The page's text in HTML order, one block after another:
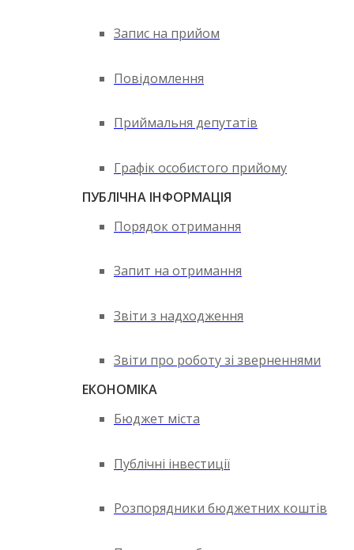
Запис на прийом
Повідомлення
Приймальня депутатів
Графік особистого прийому
ПУБЛІЧНА ІНФОРМАЦІЯ
Порядок отримання
Запит на отримання
Звіти з надходження
Звіти про роботу зі зверненнями
ЕКОНОМІКА
Бюджет міста
Публічні інвестиції
Розпорядники бюджетних коштів